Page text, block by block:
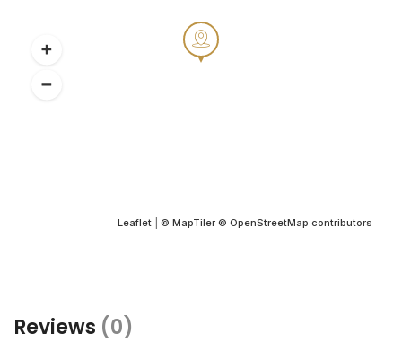
Leaflet © MapTiler © OpenStreetMap contributors
Reviews (0)